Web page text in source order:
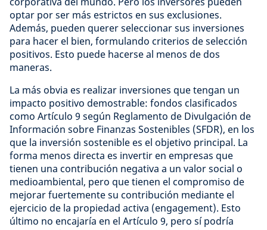
optar por ser más estrictos en sus exclusiones.
Además, pueden querer seleccionar sus inversiones
para hacer el bien, formulando criterios de selección
positivos. Esto puede hacerse al menos de dos
maneras.
La más obvia es realizar inversiones que tengan un
impacto positivo demostrable: fondos clasificados
como Artículo 9 según Reglamento de Divulgación de
Información sobre Finanzas Sostenibles (SFDR), en los
que la inversión sostenible es el objetivo principal. La
forma menos directa es invertir en empresas que
tienen una contribución negativa a un valor social o
medioambiental, pero que tienen el compromiso de
mejorar fuertemente su contribución mediante el
ejercicio de la propiedad activa (engagement). Esto
último no encajaría en el Artículo 9, pero sí podría